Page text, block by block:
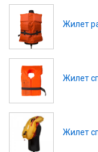
Жилет
Жилет
Жилет